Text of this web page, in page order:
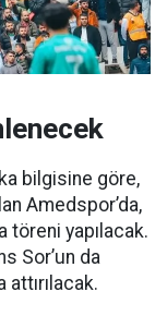
bilgisine göre,
Amedspor’da,
yapılacak.
Sor’un da